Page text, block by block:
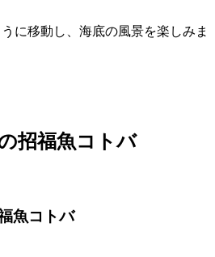
に移動し、海底の風景を楽しみま
招福魚コトバ
魚コトバ